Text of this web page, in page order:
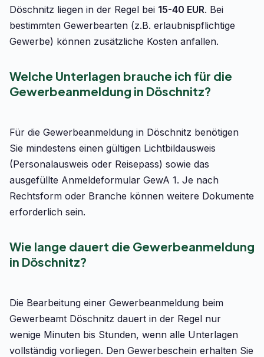
Döschnitz liegen in der Regel bei 15-40 EUR. Bei
bestimmten Gewerbearten (z.B. erlaubnispflichtige
Gewerbe) können zusätzliche Kosten anfallen.
Welche Unterlagen brauche ich für die
Gewerbeanmeldung in Döschnitz?
Für die Gewerbeanmeldung in Döschnitz benötigen
Sie mindestens einen gültigen Lichtbildausweis
(Personalausweis oder Reisepass) sowie das
ausgefüllte Anmeldeformular GewA 1. Je nach
Rechtsform oder Branche können weitere Dokumente
erforderlich sein.
Wie lange dauert die Gewerbeanmeldung
in Döschnitz?
Die Bearbeitung einer Gewerbeanmeldung beim
Gewerbeamt Döschnitz dauert in der Regel nur
wenige Minuten bis Stunden, wenn alle Unterlagen
vollständig vorliegen. Den Gewerbeschein erhalten Sie